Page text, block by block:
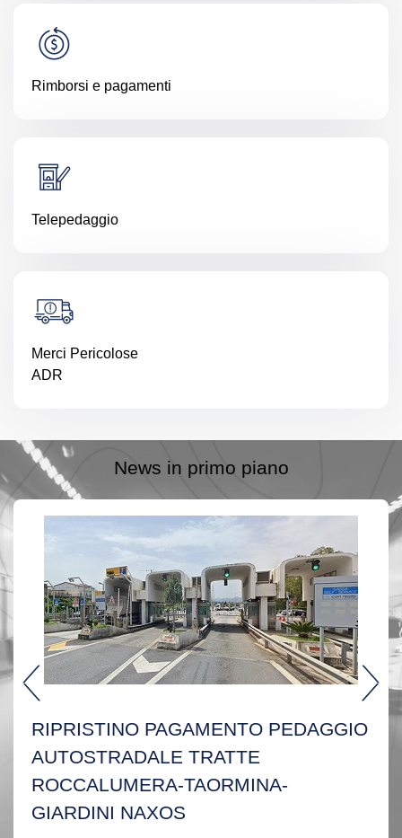
Rimborsi e pagamenti
Telepedaggio
Merci Pericolose
ADR
News in primo piano
AVVISO PER GLI UTENTI